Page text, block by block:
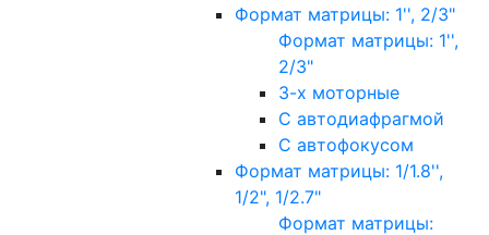
Формат матрицы: 1'', 2/3"
Формат матрицы: 1'',
2/3"
3-х моторные
С автодиафрагмой
С автофокусом
Формат матрицы: 1/1.8'',
1/2", 1/2.7"
Формат матрицы: